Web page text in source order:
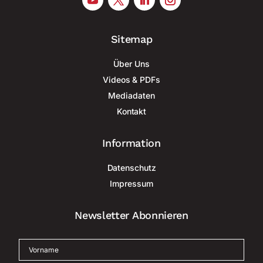
Sitemap
Über Uns
Videos & PDFs
Mediadaten
Kontakt
Information
Datenschutz
Impressum
Newsletter Abonnieren